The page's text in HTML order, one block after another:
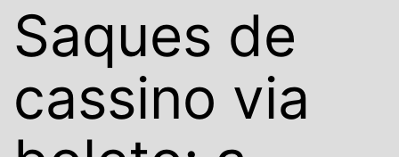
Saques de
cassino via